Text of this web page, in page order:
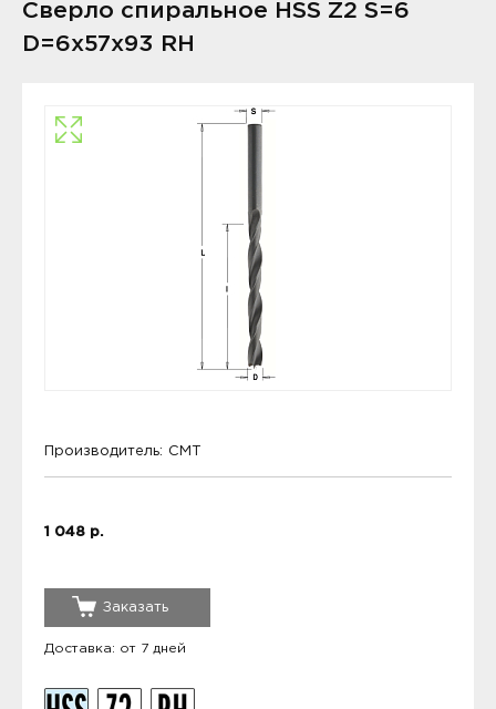
Сверло спиральное HSS Z2 S=6
D=6x57x93 RH
Производитель: CMT
1 048 р.
Заказать
Доставка: от 7 дней